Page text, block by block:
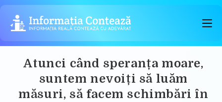
Skip
content
Atunci când speranța moare,
suntem nevoiți să luăm
măsuri, să facem schimbări în